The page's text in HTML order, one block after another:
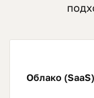
Облако (SaaS)